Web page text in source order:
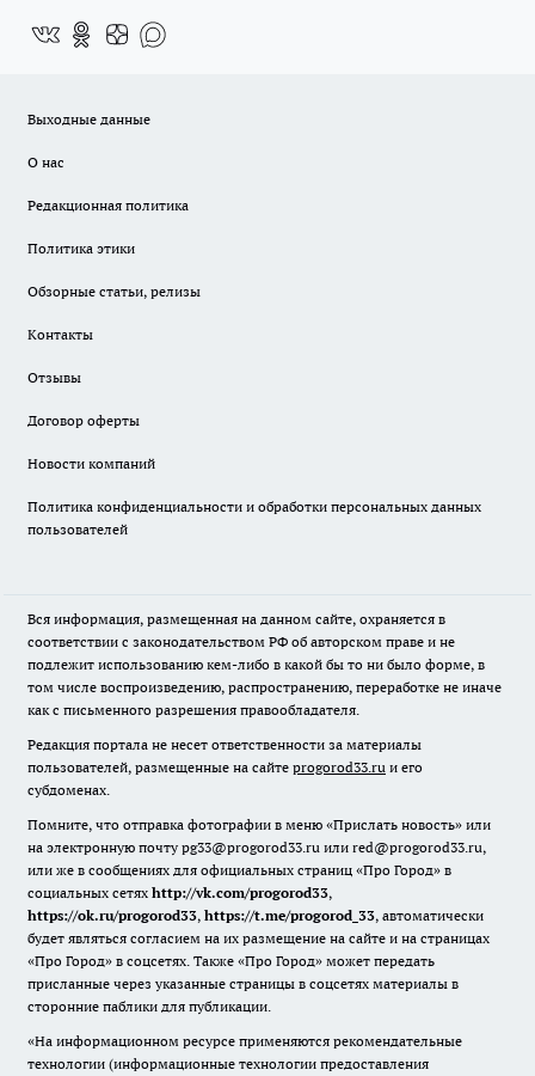
Выходные данные
О нас
Редакционная политика
Политика этики
Обзорные статьи, релизы
Контакты
Отзывы
Договор оферты
Новости компаний
Политика конфиденциальности и обработки персональных данных
пользователей
Вся информация, размещенная на данном сайте, охраняется в
соответствии с законодательством РФ об авторском праве и не
подлежит использованию кем-либо в какой бы то ни было форме, в
том числе воспроизведению, распространению, переработке не иначе
как с письменного разрешения правообладателя.
Редакция портала не несет ответственности за материалы
пользователей, размещенные на сайте progorod33.ru и его
субдоменах.
Помните, что отправка фотографии в меню «Прислать новость» или
на электронную почту pg33@progorod33.ru или red@progorod33.ru,
или же в сообщениях для официальных страниц «Про Город» в
социальных сетях http://vk.com/progorod33,
https://ok.ru/progorod33, https://t.me/progorod_33, автоматически
будет являться согласием на их размещение на сайте и на страницах
«Про Город» в соцсетях. Также «Про Город» может передать
присланные через указанные страницы в соцсетях материалы в
сторонние паблики для публикации.
«На информационном ресурсе применяются рекомендательные
технологии (информационные технологии предоставления